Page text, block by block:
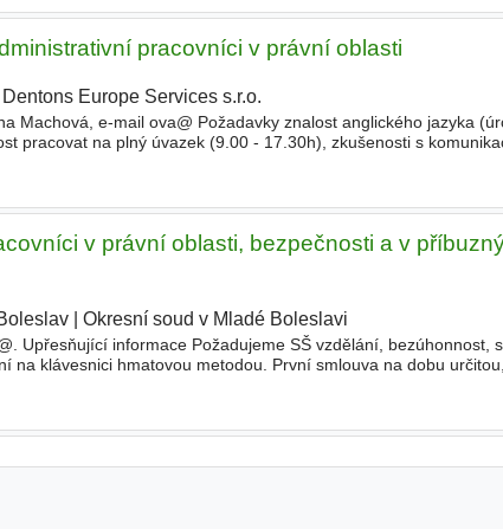
pracovníci v právní oblasti
Dentons Europe Services s.r.o.
Machová, e-mail ova@ Požadavky znalost anglického jazyka
pracovat na plný úvazek (9.00 - 17.30h), zkušenosti s
v právní oblasti, bezpečnosti a v
| Okresní soud v Mladé Boleslavi
Upřesňující informace Požadujeme SŠ vzdělání, bezúhonnost,
na klávesnici hmatovou metodou. První smlouva na dobu